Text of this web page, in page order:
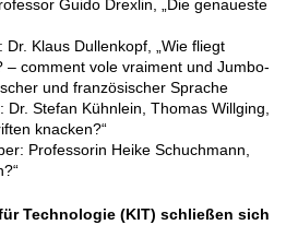
Guido Drexlin, „Die genaueste
Klaus Dullenkopf, „Wie fliegt
– comment vole vraiment und Jumbo-
und französischer Sprache
Dr. Stefan Kühnlein, Thomas Willging,
knacken?“
Professorin Heike Schuchmann,
Technologie (KIT) schließen sich